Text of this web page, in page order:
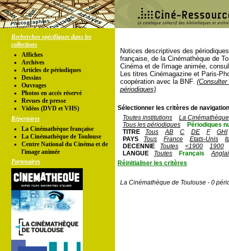
Recherches spécifiques dans les
collections
Affiches
Archives
Articles de périodiques
Dessins
Ouvrages
Photos en accés réservé
Revues de presse
Vidéos (DVD et VHS)
Répertoires
La Cinémathèque française
La Cinémathèque de Toulouse
Centre National du Cinéma et de
l'image animée
Partenaires
Notices descriptives des
française, de la Cinémathèque de
Cinéma et de l'image animée,
Les titres Cinémagazine et Paris-
coopération avec la BNF.
périodiques)
Sélectionner les critères de
Toutes institutions
La
Tous les périodiques
Périodiques
TITRE
Tous AB C DE F
GHI
PAYS
Tous France Etats-Unis
DECENNIE
Toutes <1900
1900
LANGUE
Toutes Français
Réinitialiser les critères
La Cinémathèque de Toulouse - 0